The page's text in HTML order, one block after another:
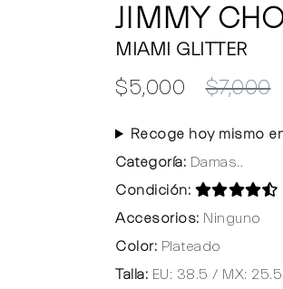
JIMMY
MIAMI GLITTER
$5,000 $7,000
Recoge hoy mismo
Categoría: Damas..
Condición:
Accesorios: Ninguno
Color: Plateado
Talla: EU: 38.5 / MX: